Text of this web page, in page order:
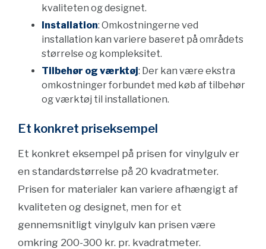
kvaliteten og designet.
Installation: Omkostningerne ved
installation kan variere baseret på områdets
størrelse og kompleksitet.
Tilbehør og værktøj: Der kan være ekstra
omkostninger forbundet med køb af tilbehør
og værktøj til installationen.
Et konkret priseksempel
Et konkret eksempel på prisen for vinylgulv er
en standardstørrelse på 20 kvadratmeter.
Prisen for materialer kan variere afhængigt af
kvaliteten og designet, men for et
gennemsnitligt vinylgulv kan prisen være
omkring 200-300 kr. pr. kvadratmeter.